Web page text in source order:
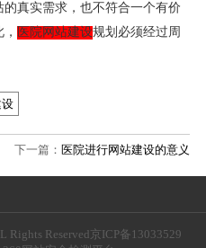
真实需求，也不符合一个有价
医院网站建设规划必须经过周
下一篇： 医院进行网站建设的意义
Rights Reserved京ICP备13033529